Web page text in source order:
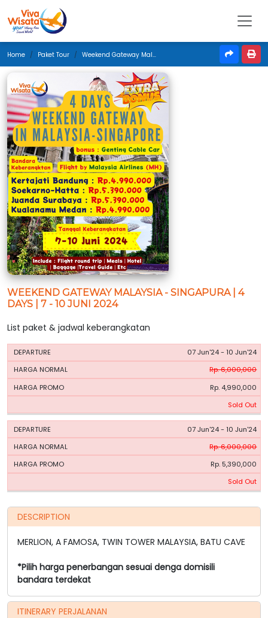
Home Paket Tour Weekend Gateway Malaysia - Singapura | 4 Days | 7 - 10 Juni 2024
WEEKEND GATEWAY MALAYSIA - SINGAPURA | 4
DAYS | 7 - 10 JUNI 2024
List paket & jadwal keberangkatan
PERIODE
HARGA
07 Jun'24 - 10 Jun'24
Rp. 6,000,000
Rp. 4,990,000
Sold Out
07 Jun'24 - 10 Jun'24
Rp. 6,000,000
Rp. 5,390,000
Sold Out
DESCRIPTION
MERLION, A FAMOSA, TWIN TOWER MALAYSIA, BATU CAVE
*Pilih harga penerbangan sesuai denga domisili
bandara terdekat
ITINERARY PERJALANAN